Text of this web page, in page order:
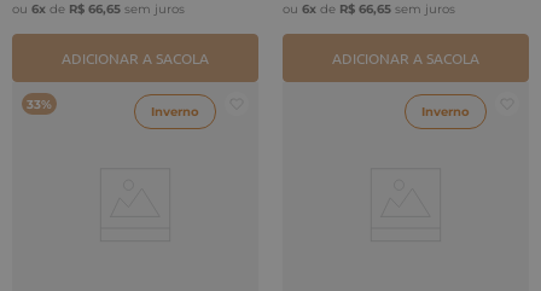
ou 6x de R$ 66,65 sem juros
ADICIONAR A SACOLA
ou 6x de R$ 66,65 sem juros
ADICIONAR A SACOLA
Inverno
33% Inverno